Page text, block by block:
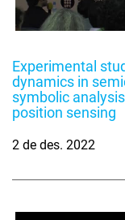
Experimental
dynamics in
symbolic
position sensing
2 de des. 2022